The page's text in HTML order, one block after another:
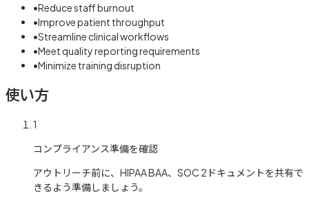
•Reduce staff burnout
•Improve patient throughput
•Streamline clinical workflows
•Meet quality reporting requirements
•Minimize training disruption
使い方
1
コンプライアンス準備を確認
アウトリーチ前に、HIPAA BAA、SOC 2ドキュメントを共有で
きるよう準備しましょう。